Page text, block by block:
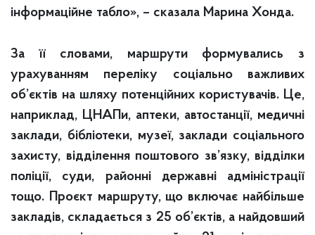
інформаційне табло», – сказала Марина Хонда.
За її словами, маршрути формувались з
урахуванням переліку соціально важливих
об’єктів на шляху потенційних користувачів. Це,
наприклад, ЦНАПи, аптеки, автостанції, медичні
заклади, бібліотеки, музеї, заклади соціального
захисту, відділення поштового зв’язку, відділки
поліції, суди, районні державні адміністрації
тощо. Проєкт маршруту, що включає найбільше
закладів, складається з 25 об’єктів, а найдовший